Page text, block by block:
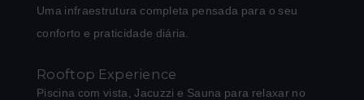
Uma infraestrutura completa pensada para o seu
conforto e praticidade diária.
Rooftop Experience
Piscina com vista, Jacuzzi e Sauna para relaxar no